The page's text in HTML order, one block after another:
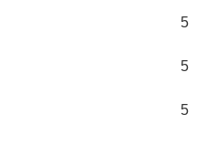
5
5
5